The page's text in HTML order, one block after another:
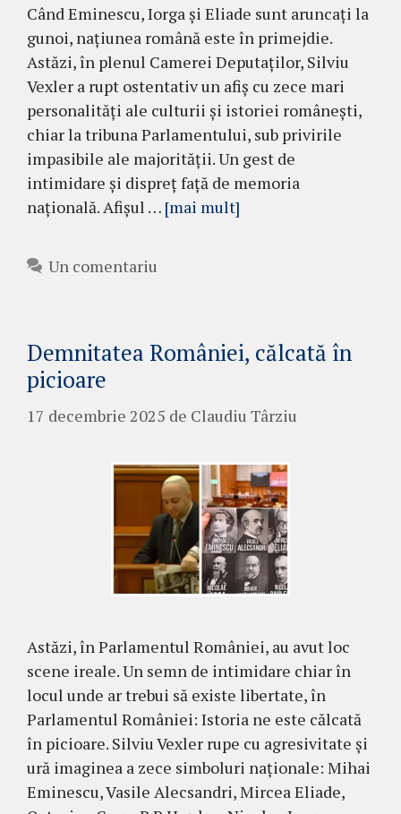
Când Eminescu, Iorga și Eliade sunt aruncați la
gunoi, națiunea română este în primejdie.
Astăzi, în plenul Camerei Deputaților, Silviu
Vexler a rupt ostentativ un afiș cu zece mari
personalități ale culturii și istoriei românești,
chiar la tribuna Parlamentului, sub privirile
impasibile ale majorității. Un gest de
intimidare și dispreț față de memoria
națională. Afișul … [mai mult]
Un comentariu
Demnitatea României, călcată în
picioare
17 decembrie 2025 de Claudiu Târziu
Astăzi, în Parlamentul României, au avut loc
scene ireale. Un semn de intimidare chiar în
locul unde ar trebui să existe libertate, în
Parlamentul României: Istoria ne este călcată
în picioare. Silviu Vexler rupe cu agresivitate și
ură imaginea a zece simboluri naționale: Mihai
Eminescu, Vasile Alecsandri, Mircea Eliade,